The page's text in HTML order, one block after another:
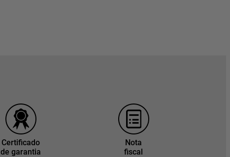
Certificado
de garantia
Nota
fiscal